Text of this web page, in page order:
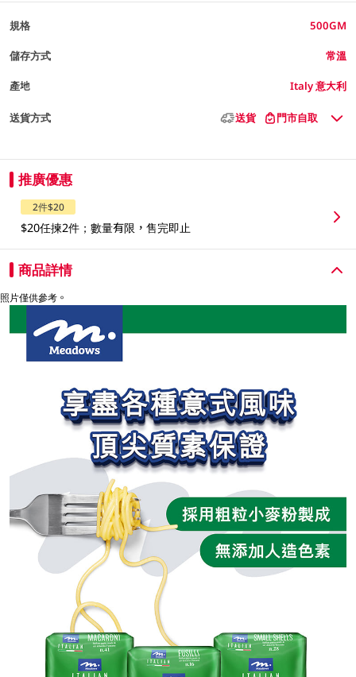
規格 500GM
儲存方式 常溫
產地 Italy 意大利
送貨方式 送貨 門市自取
推廣優惠
2件$20
$20任揀2件；數量有限，售完即止
商品詳情
照片僅供參考。